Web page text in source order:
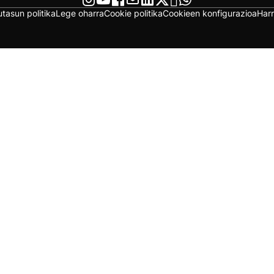
politikaLege oharraCookie politikaCookieen konfigurazioa